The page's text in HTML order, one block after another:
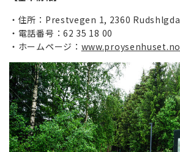
住所：Prestvegen 1, 2360 Rudshlgda
電話番号：62 35 18 00
ホームページ： www.proysenhuset.no